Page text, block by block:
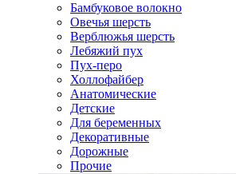
Бамбуковое волокно
Овечья шерсть
Верблюжья шерсть
Лебяжий пух
Пух-перо
Холлофайбер
Анатомические
Детские
Для беременных
Декоративные
Дорожные
Прочие